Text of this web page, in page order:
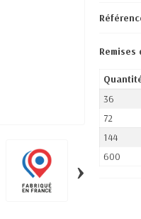
›
36
72
144
600